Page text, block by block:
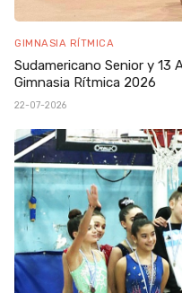
GIMNASIA RÍTMICA
Sudamericano Senior y 13
Gimnasia Rítmica 2026
22-07-2026